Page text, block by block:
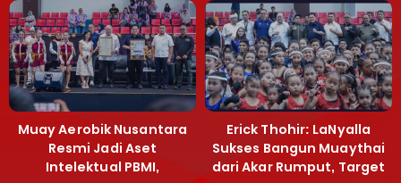
Muay Aerobik Nusantara
Resmi Jadi Aset
Intelektual PBMI,
Erick Thohir: LaNyalla
Sukses Bangun Muaythai
dari Akar Rumput, Target